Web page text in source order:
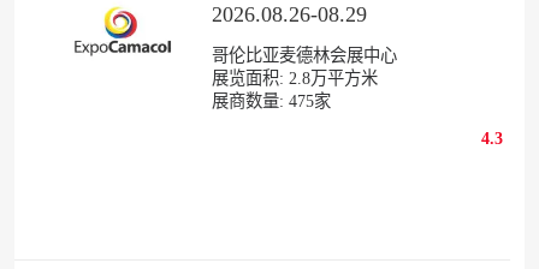
2026.08.26-08.29
哥伦比亚麦德林会展中心
展览面积: 2.8万平方米
展商数量: 475家
4.3